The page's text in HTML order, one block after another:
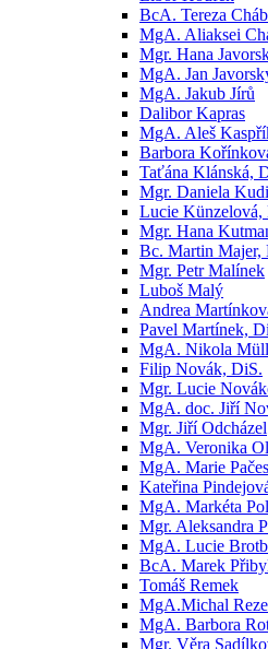
BcA. Tereza
MgA. Aliaksei
Mgr. Hana
MgA. Jan
MgA. Jakub Jírů
Dalibor Kapras
MgA. Aleš
Barbora
Taťána Klánská,
Mgr. Daniela
Lucie Künzelová,
Mgr. Hana
Bc. Martin Majer,
Mgr. Petr Malínek
Luboš Malý
Andrea
Pavel Martínek,
MgA. Nikola
Filip Novák, DiS.
Mgr. Lucie
MgA. doc. Jiří
Mgr. Jiří Odcházel
MgA. Veronika
MgA. Marie
Kateřina
MgA. Markéta
Mgr. Aleksandra
MgA. Lucie
BcA. Marek
Tomáš Remek
MgA.Michal
MgA. Barbora
Mgr. Věra